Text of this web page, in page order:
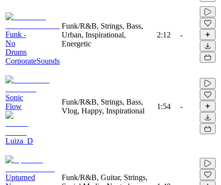
Funk -
No
Drums
CorporateSounds
Funk/R&B, Strings, Bass,
Urban, Inspirational,
Energetic
2:12 -
Sonic
Flow
Luiza_D
Funk/R&B, Strings, Bass,
Vlog, Happy, Inspirational
1:54 -
Upturned
Funk/R&B, Guitar, Strings,